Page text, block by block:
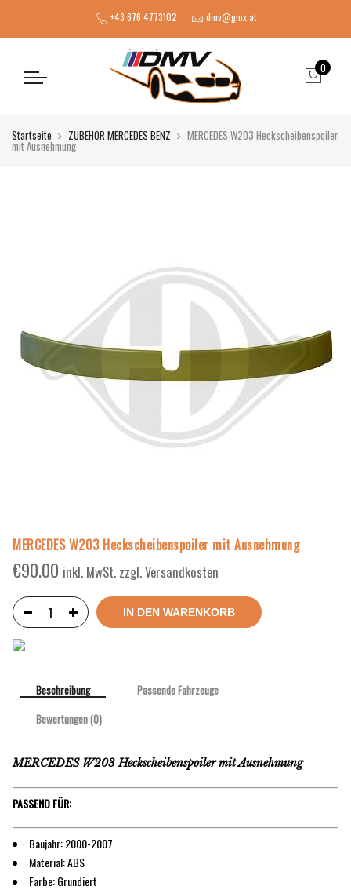
+43 676 4773102 dmv@gmx.at
0
Startseite ZUBEHÖR MERCEDES BENZ MERCEDES W203 Heckscheibenspoiler
mit Ausnehmung
MERCEDES W203 Heckscheibenspoiler mit Ausnehmung
€90.00 inkl. MwSt. zzgl. Versandkosten
IN DEN WARENKORB
Beschreibung
Passende Fahrzeuge
Bewertungen (0)
MERCEDES W203 Heckscheibenspoiler mit Ausnehmung
PASSEND FÜR:
Baujahr: 2000-2007
Material: ABS
Farbe: Grundiert